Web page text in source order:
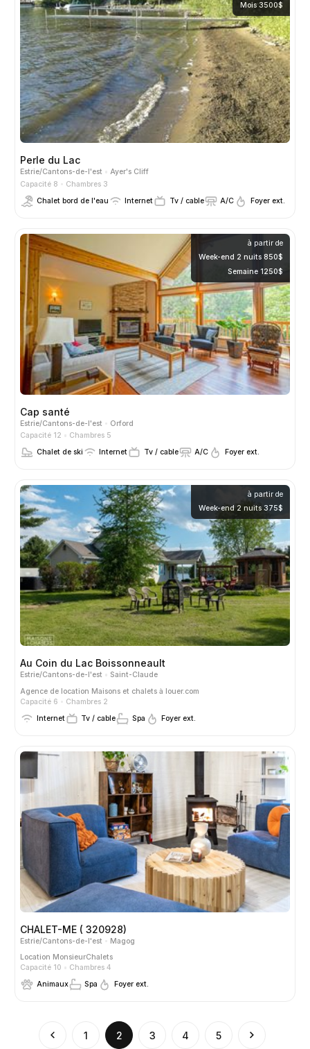
Mois 3500$
Perle du Lac
Estrie/Cantons-de-l'est
Ayer's Cliff
Capacité 8
Chambres 3
Chalet bord de l'eau
Internet Tv / cable A/C Foyer ext.
à partir de
Week-end 2 nuits 850$
Semaine 1250$
Cap santé
Estrie/Cantons-de-l'est
Orford
Capacité 12
Chambres 5
Chalet de ski
Internet Tv / cable A/C Foyer ext.
à partir de
Week-end 2 nuits 375$
Au Coin du Lac Boissonneault
Estrie/Cantons-de-l'est
Saint-Claude
Agence de location Maisons et chalets à louer.com
Capacité 6
Chambres 2
Internet
Tv / cable Spa Foyer ext.
CHALET-ME ( 320928)
Estrie/Cantons-de-l'est
Magog
Location MonsieurChalets
Capacité 10
Chambres 4
Animaux
Spa Foyer ext.
1 2
(current) 3 4 5